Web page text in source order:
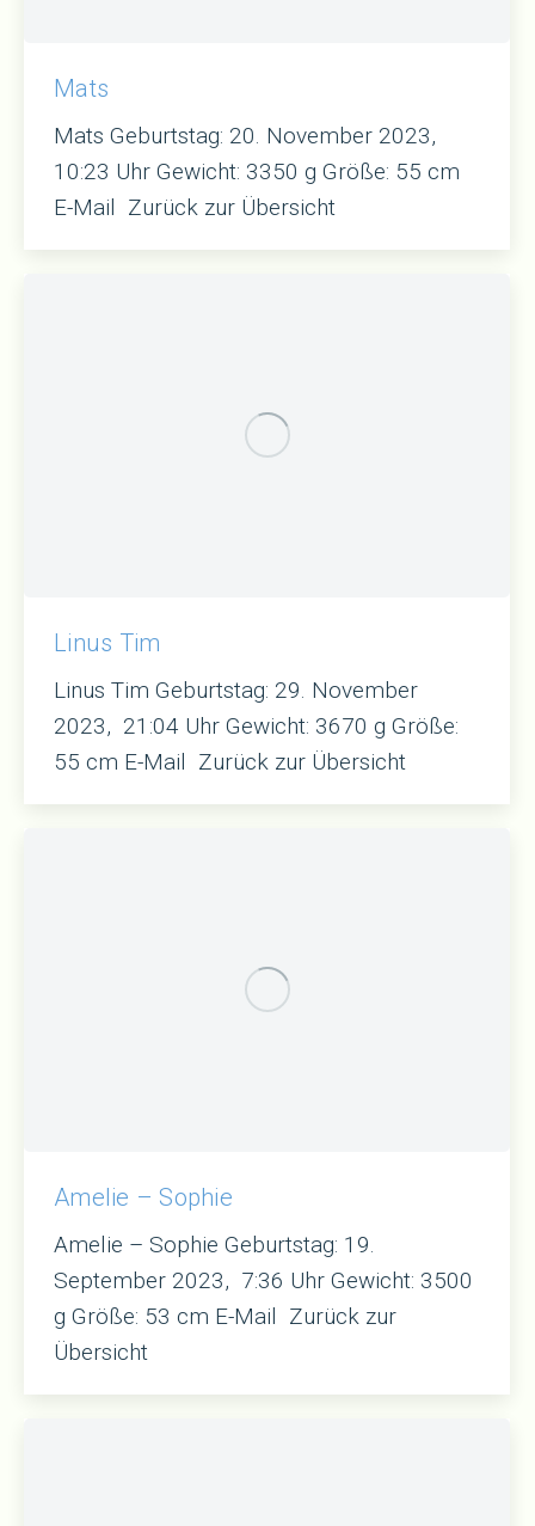
Mats
Mats Geburtstag: 20. November 2023,
10:23 Uhr Gewicht: 3350 g Größe: 55 cm
E-Mail Zurück zur Übersicht
Linus Tim
Linus Tim Geburtstag: 29. November
2023, 21:04 Uhr Gewicht: 3670 g Größe:
55 cm E-Mail Zurück zur Übersicht
Amelie – Sophie
Amelie – Sophie Geburtstag: 19.
September 2023, 7:36 Uhr Gewicht: 3500
g Größe: 53 cm E-Mail Zurück zur
Übersicht